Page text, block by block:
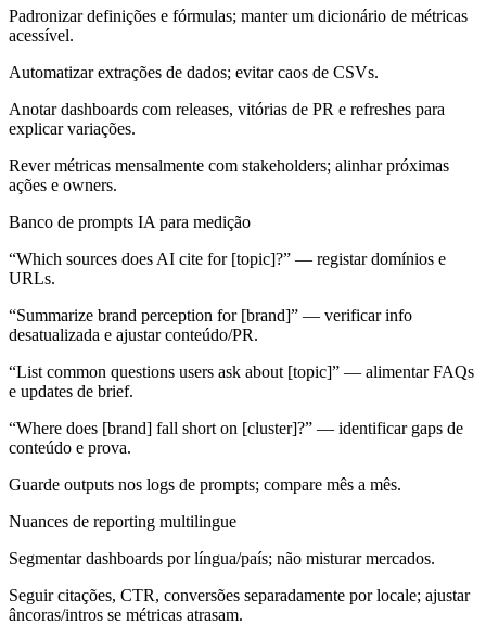
Padronizar definições e fórmulas; manter um dicionário de métricas
acessível.
Automatizar extrações de dados; evitar caos de CSVs.
Anotar dashboards com releases, vitórias de PR e refreshes para
explicar variações.
Rever métricas mensalmente com stakeholders; alinhar próximas
ações e owners.
Banco de prompts IA para medição
“Which sources does AI cite for [topic]?” — registar domínios e
URLs.
“Summarize brand perception for [brand]” — verificar info
desatualizada e ajustar conteúdo/PR.
“List common questions users ask about [topic]” — alimentar FAQs
e updates de brief.
“Where does [brand] fall short on [cluster]?” — identificar gaps de
conteúdo e prova.
Guarde outputs nos logs de prompts; compare mês a mês.
Nuances de reporting multilingue
Segmentar dashboards por língua/país; não misturar mercados.
Seguir citações, CTR, conversões separadamente por locale; ajustar
âncoras/intros se métricas atrasam.